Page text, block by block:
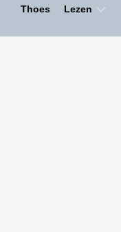
Thoes Lezen